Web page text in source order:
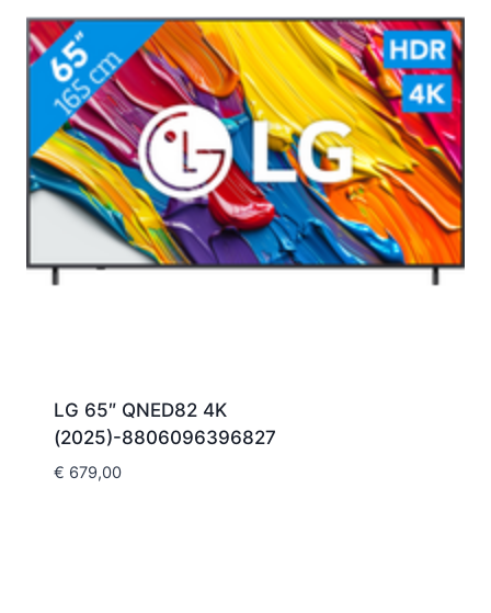
LG 65″ QNED82 4K
(2025)-8806096396827
€ 679,00